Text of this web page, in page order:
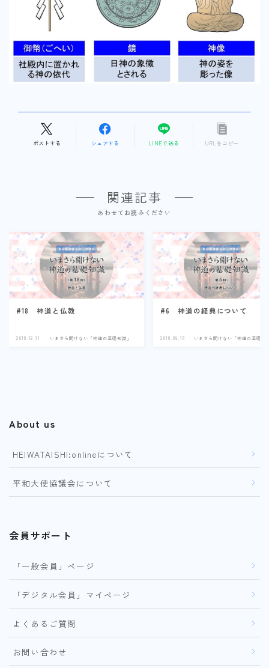
ポストする シェアする LINEで送る URLをコピー
関連記事
あわせてお読みください
#18 神道と仏教
2018.12.11 いまさら聞けない「神道の基礎知識」
#6 神道の経典について
2018.09.18 いまさら聞けない「神道の基礎知
About us
HEIWATAISHI:onlineについて
平和大使協議会について
会員サポート
「一般会員」ページ
「デジタル会員」マイページ
よくあるご質問
お問い合わせ